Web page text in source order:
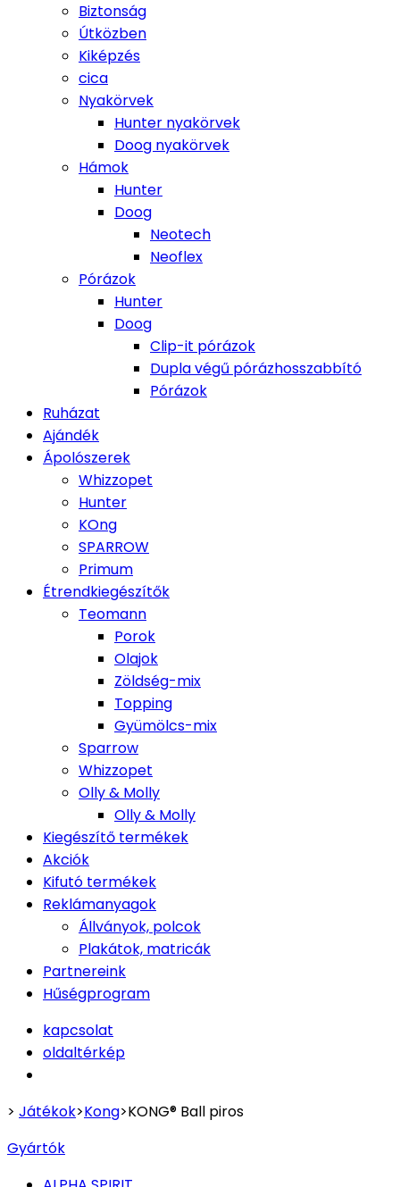
Biztonság
Útközben
Kiképzés
cica
Nyakörvek
Hunter nyakörvek
Doog nyakörvek
Hámok
Hunter
Doog
Neotech
Neoflex
Pórázok
Hunter
Doog
Clip-it pórázok
Dupla végű pórázhosszabbító
Pórázok
Ruházat
Ajándék
Ápolószerek
Whizzopet
Hunter
KOng
SPARROW
Primum
Étrendkiegészítők
Teomann
Porok
Olajok
Zöldség-mix
Topping
Gyümölcs-mix
Sparrow
Whizzopet
Olly & Molly
Olly & Molly
Kiegészítő termékek
Akciók
Kifutó termékek
Reklámanyagok
Állványok, polcok
Plakátok, matricák
Partnereink
Hűségprogram
kapcsolat
oldaltérkép
> Játékok>Kong>KONG® Ball piros
Gyártók